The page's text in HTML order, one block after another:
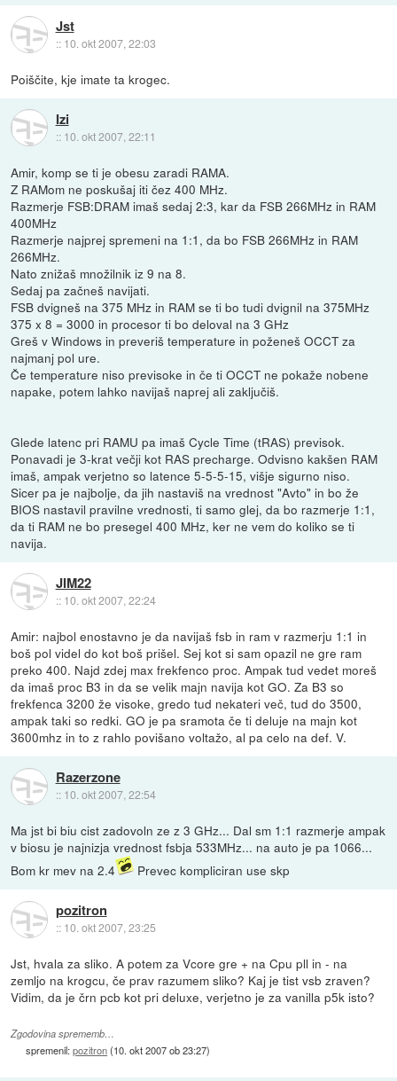
Jst
:: 10. okt 2007, 22:03
Poiščite, kje imate ta krogec.
Izi
:: 10. okt 2007, 22:11
Amir, komp se ti je obesu zaradi RAMA.
Z RAMom ne poskušaj iti čez 400 MHz.
Razmerje FSB:DRAM imaš sedaj 2:3, kar da FSB 266MHz in RAM
400MHz
Razmerje najprej spremeni na 1:1, da bo FSB 266MHz in RAM
266MHz.
Nato znižaš množilnik iz 9 na 8.
Sedaj pa začneš navijati.
FSB dvigneš na 375 MHz in RAM se ti bo tudi dvignil na 375MHz
375 x 8 = 3000 in procesor ti bo deloval na 3 GHz
Greš v Windows in preveriš temperature in poženeš OCCT za
najmanj pol ure.
Če temperature niso previsoke in če ti OCCT ne pokaže nobene
napake, potem lahko navijaš naprej ali zaključiš.
Glede latenc pri RAMU pa imaš Cycle Time (tRAS) previsok.
Ponavadi je 3-krat večji kot RAS precharge. Odvisno kakšen RAM
imaš, ampak verjetno so latence 5-5-5-15, višje sigurno niso.
Sicer pa je najbolje, da jih nastaviš na vrednost "Avto" in bo že
BIOS nastavil pravilne vrednosti, ti samo glej, da bo razmerje 1:1,
da ti RAM ne bo presegel 400 MHz, ker ne vem do koliko se ti
navija.
JIM22
:: 10. okt 2007, 22:24
Amir: najbol enostavno je da navijaš fsb in ram v razmerju 1:1 in
boš pol videl do kot boš prišel. Sej kot si sam opazil ne gre ram
preko 400. Najd zdej max frekfenco proc. Ampak tud vedet moreš
da imaš proc B3 in da se velik majn navija kot GO. Za B3 so
frekfenca 3200 že visoke, gredo tud nekateri več, tud do 3500,
ampak taki so redki. GO je pa sramota če ti deluje na majn kot
3600mhz in to z rahlo povišano voltažo, al pa celo na def. V.
Razerzone
:: 10. okt 2007, 22:54
Ma jst bi biu cist zadovoln ze z 3 GHz... Dal sm 1:1 razmerje ampak
v biosu je najnizja vrednost fsbja 533MHz... na auto je pa 1066...
Bom kr mev na 2.4
Prevec kompliciran use skp
pozitron
:: 10. okt 2007, 23:25
Jst, hvala za sliko. A potem za Vcore gre + na Cpu pll in - na
zemljo na krogcu, če prav razumem sliko? Kaj je tist vsb zraven?
Vidim, da je črn pcb kot pri deluxe, verjetno je za vanilla p5k isto?
Zgodovina sprememb…
spremenil:pozitron(10. okt 2007 ob 23:27)